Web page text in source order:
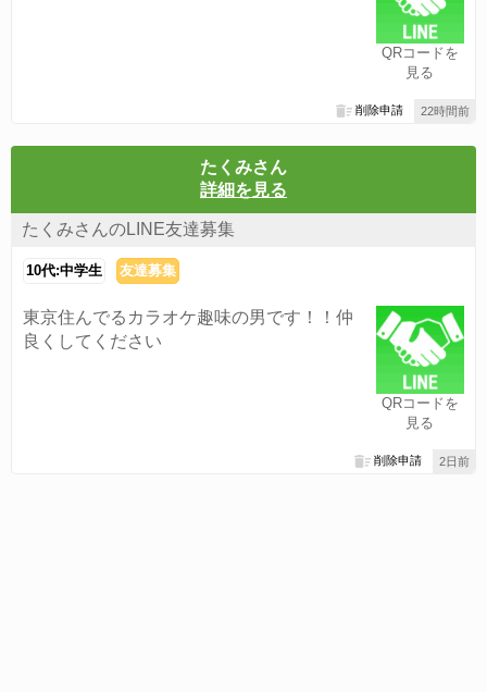
QRコードを
見る
22時間前
削除申請
たくみさん
詳細を見る
たくみさんのLINE友達募集
10代:中学生 友達募集
QRコードを
見る
東京住んでるカラオケ趣味の男です！！仲
良くしてください
2日前
削除申請